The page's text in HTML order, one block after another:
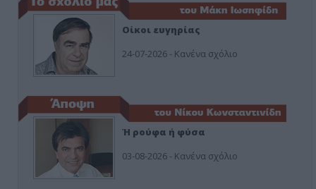
Οίκοι ευγηρίας
24-07-2026 - Κανένα σχόλιο
Ή ρούφα ή φύσα
03-08-2026 - Κανένα σχόλιο